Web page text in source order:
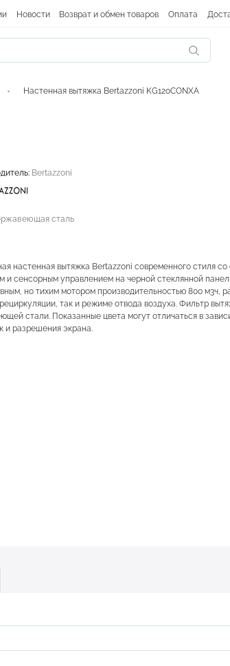
Новости Возврат и обмен товаров Оплата
Настенная вытяжка Bertazzoni KG120CONXA
Bertazzoni
сталь
настенная вытяжка Bertazzoni современного стиля
и сенсорным управлением на черной стеклянной
но тихим мотором производительностью 800 м3ч,
так и режиме отвода воздуха. Фильтр
стали. Показанные цвета могут отличаться в
и разрешения экрана.